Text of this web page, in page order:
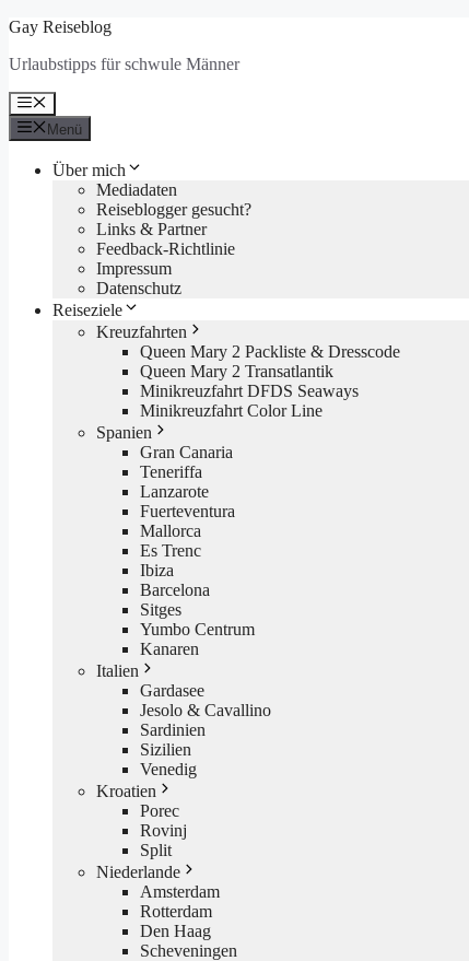
Zum
springen
Gay Reiseblog
Urlaubstipps für schwule Männer
Menü
Menü
Über mich
Mediadaten
Reiseblogger gesucht?
Links & Partner
Feedback-Richtlinie
Impressum
Datenschutz
Reiseziele
Kreuzfahrten
Queen Mary 2 Packliste & Dresscode
Queen Mary 2 Transatlantik
Minikreuzfahrt DFDS Seaways
Minikreuzfahrt Color Line
Spanien
Gran Canaria
Teneriffa
Lanzarote
Fuerteventura
Mallorca
Es Trenc
Ibiza
Barcelona
Sitges
Yumbo Centrum
Kanaren
Italien
Gardasee
Jesolo & Cavallino
Sardinien
Sizilien
Venedig
Kroatien
Porec
Rovinj
Split
Niederlande
Amsterdam
Rotterdam
Den Haag
Scheveningen